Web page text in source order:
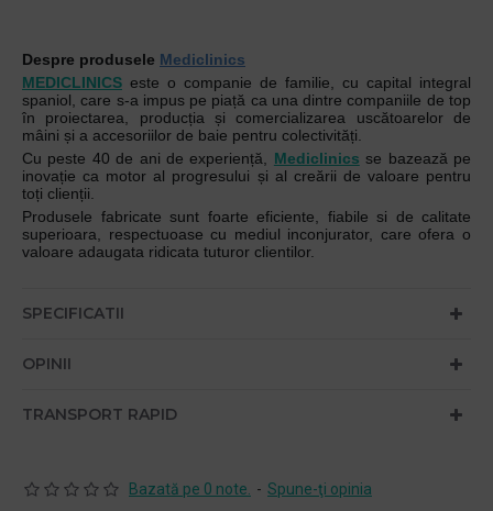
Despre produsele Mediclinics
MEDICLINICS este o companie de familie, cu capital integral
spaniol, care s-a impus pe piață ca una dintre companiile de top
în proiectarea, producția și comercializarea uscătoarelor de
mâini și a accesoriilor de baie pentru colectivități.
Cu peste 40 de ani de experiență, Mediclinics se bazează pe
inovație ca motor al progresului și al creării de valoare pentru
toți clienții.
Produsele fabricate sunt foarte eficiente, fiabile si de calitate
superioara, respectuoase cu mediul inconjurator, care ofera o
valoare adaugata ridicata tuturor clientilor.
SPECIFICATII
OPINII
TRANSPORT RAPID
Bazată pe 0 note. - Spune-ţi opinia